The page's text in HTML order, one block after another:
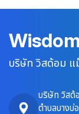
บริษัท วิสด้อม แ
บริษัท วิสด้
ตำบลบางบ่